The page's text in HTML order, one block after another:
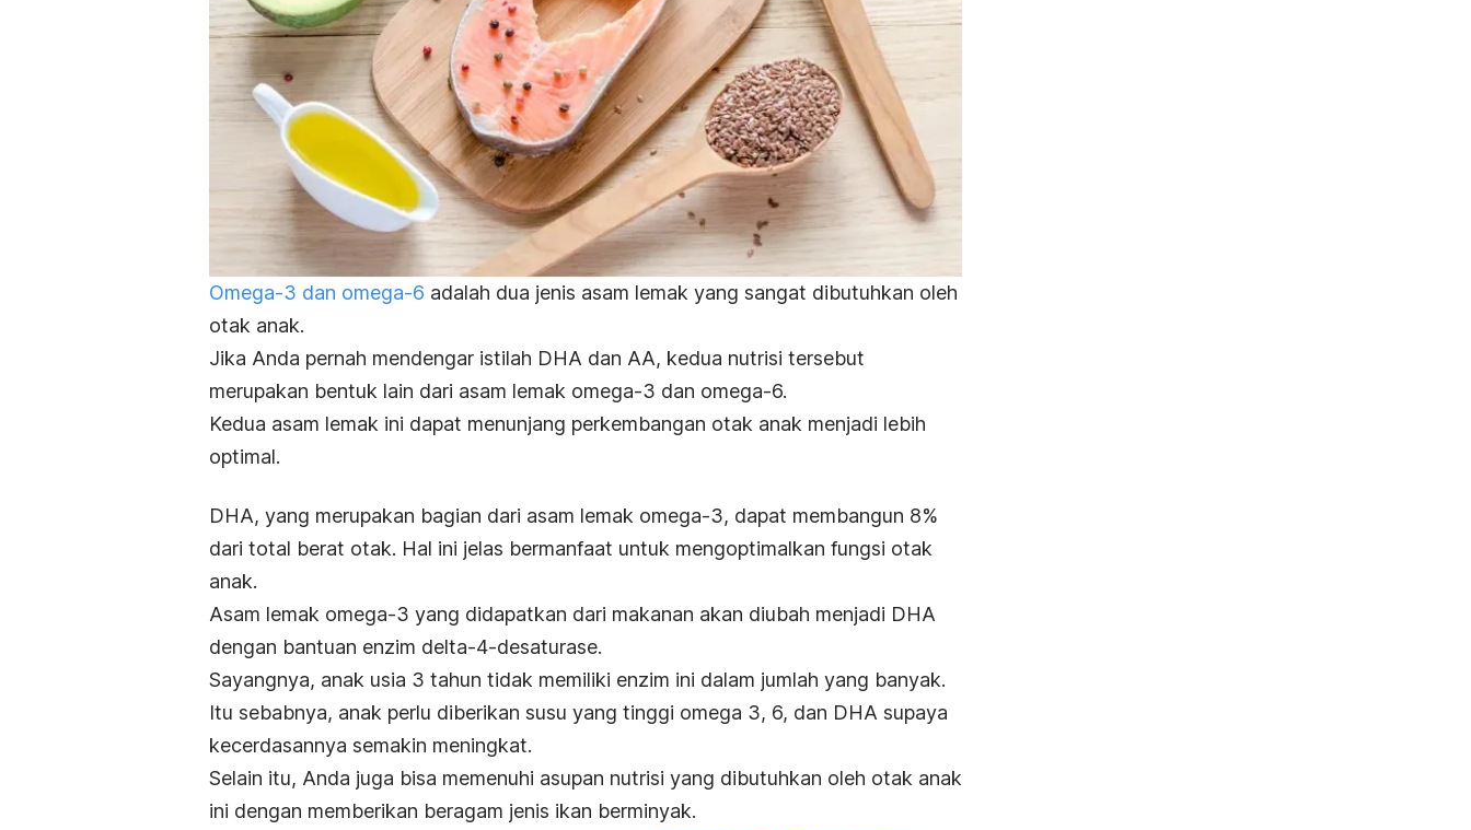
Omega-3 dan omega-6 adalah dua jenis asam lemak yang sangat dibutuhkan oleh
otak anak.
Jika Anda pernah mendengar istilah DHA dan AA, kedua nutrisi tersebut
merupakan bentuk lain dari asam lemak omega-3 dan omega-6.
Kedua asam lemak ini dapat menunjang perkembangan otak anak menjadi lebih
optimal.
DHA, yang merupakan bagian dari asam lemak omega-3, dapat membangun 8%
dari total berat otak. Hal ini jelas bermanfaat untuk mengoptimalkan fungsi otak
anak.
Asam lemak omega-3 yang didapatkan dari makanan akan diubah menjadi DHA
dengan bantuan enzim delta-4-desaturase.
Sayangnya, anak usia 3 tahun tidak memiliki enzim ini dalam jumlah yang banyak.
Itu sebabnya, anak perlu diberikan susu yang tinggi omega 3, 6, dan DHA supaya
kecerdasannya semakin meningkat.
Selain itu, Anda juga bisa memenuhi asupan nutrisi yang dibutuhkan oleh otak anak
ini dengan memberikan beragam jenis ikan berminyak.